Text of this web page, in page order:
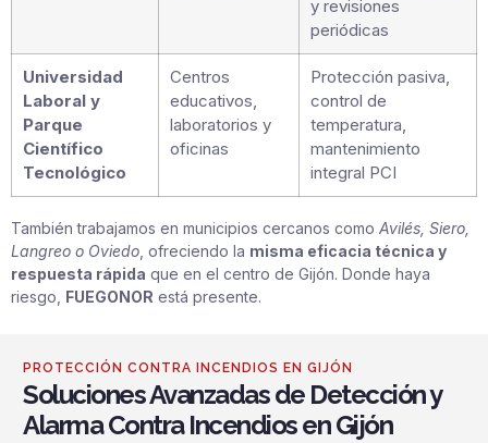
y revisiones
periódicas
Universidad
Laboral y
Parque
Científico
Tecnológico
Centros
educativos,
laboratorios y
oficinas
Protección pasiva,
control de
temperatura,
mantenimiento
integral PCI
También trabajamos en municipios cercanos como Avilés, Siero,
Langreo o Oviedo , ofreciendo la misma eficacia técnica y
respuesta rápida que en el centro de Gijón. Donde haya
riesgo, FUEGONOR está presente.
PROTECCIÓN CONTRA INCENDIOS EN GIJÓN
Soluciones Avanzadas de Detección y
Alarma Contra Incendios en Gijón